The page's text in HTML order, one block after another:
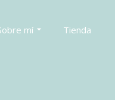
mí Tienda